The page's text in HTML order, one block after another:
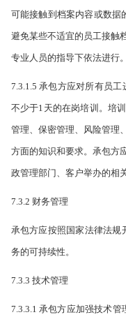
可能接触到档案内容或数据
避免某些不适宜的员工接触
专业人员的指导下依法进行。
7.3.1.5 承包方应对所有员
不少于1天的在岗培训。培
管理、保密管理、风险管理
方面的知识和要求。承包方
政管理部门、客户举办的相
7.3.2 财务管理
承包方应按照国家法律法规
务的可持续性。
7.3.3 技术管理
7.3.3.1 承包方应加强技术